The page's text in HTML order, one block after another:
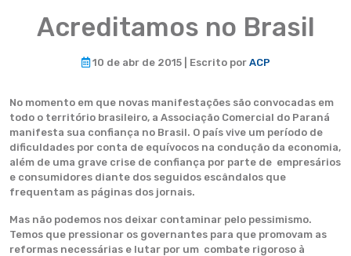
Acreditamos no Brasil
10 de abr de 2015 | Escrito por ACP
No momento em que novas manifestações são convocadas em
todo o território brasileiro, a Associação Comercial do Paraná
manifesta sua confiança no Brasil. O país vive um período de
dificuldades por conta de equívocos na condução da economia,
além de uma grave crise de confiança por parte de empresários
e consumidores diante dos seguidos escândalos que
frequentam as páginas dos jornais.
Mas não podemos nos deixar contaminar pelo pessimismo.
Temos que pressionar os governantes para que promovam as
reformas necessárias e lutar por um combate rigoroso à